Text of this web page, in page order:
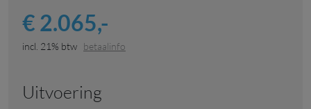
€ 2.065,-
incl. 21% btw betaalinfo
uitvoering